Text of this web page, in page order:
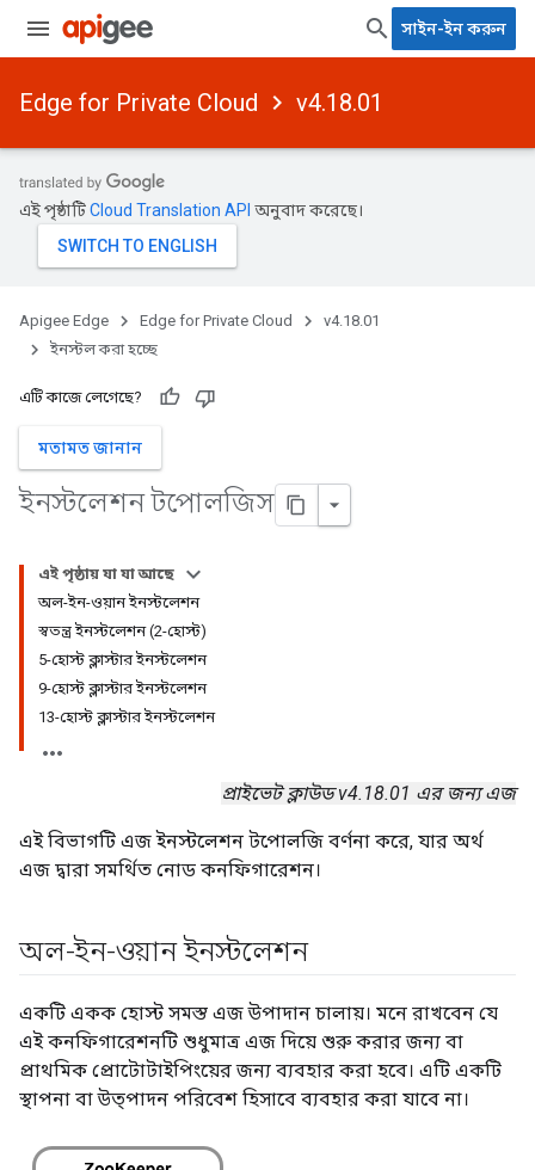
সাইন-ইন করুন
Edge for Private Cloud v4.18.01
এই পৃষ্ঠাটিCloud Translation API অনুবাদ করেছে।
Apigee Edge Edge for Private Cloud
v4.18.01
ইনস্টল করা হচ্ছে
এটি কাজে লেগেছে?
মতামত জানান
ইনস্টলেশন টপোলজিস
এই পৃষ্ঠায় যা যা আছে
অল-ইন-ওয়ান ইনস্টলেশন
স্বতন্ত্র ইনস্টলেশন (2-হোস্ট)
5-হোস্ট ক্লাস্টার ইনস্টলেশন
9-হোস্ট ক্লাস্টার ইনস্টলেশন
13-হোস্ট ক্লাস্টার ইনস্টলেশন
প্রাইভেট ক্লাউড v4.18.01 এর জন্য এজ
এই বিভাগটি এজ ইনস্টলেশন টপোলজি বর্ণনা করে, যার অর্থ
এজ দ্বারা সমর্থিত নোড কনফিগারেশন।
অল-ইন-ওয়ান ইনস্টলেশন
একটি একক হোস্ট সমস্ত এজ উপাদান চালায়। মনে রাখবেন যে
এই কনফিগারেশনটি শুধুমাত্র এজ দিয়ে শুরু করার জন্য বা
প্রাথমিক প্রোটোটাইপিংয়ের জন্য ব্যবহার করা হবে। এটি একটি
স্থাপনা বা উত্পাদন পরিবেশ হিসাবে ব্যবহার করা যাবে না।